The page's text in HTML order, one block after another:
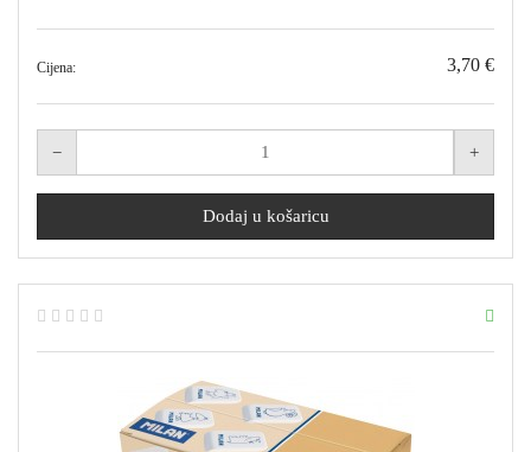
Cijena: 3,70 €